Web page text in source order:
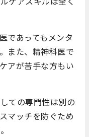
であってもメンタ
また、精神科医で
アが苦手な方もい
ての専門性は別の
マッチを防ぐため